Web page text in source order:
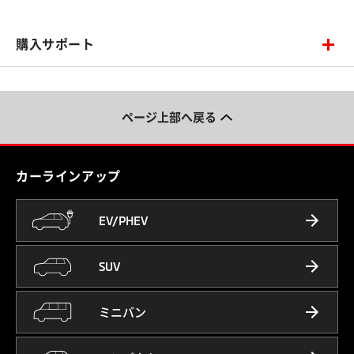
購入サポート
ページ上部へ戻る
カーラインアップ
EV/PHEV
SUV
ミニバン